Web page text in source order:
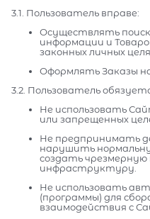
3.1. Пользователь вправе:
Осуществлять
информации и
законных личных
Оформлять Заказы
3.2. Пользователь
Не использовать
или запрещенных
Не предпринимать
нарушить
создать чрезмерную
инфраструктуру.
Не использовать
(программы) для
взаимодействия с